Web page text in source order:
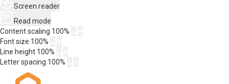
Screen reader
Read mode
Content scaling 100%
Font size 100%
Line height 100%
Letter spacing 100%